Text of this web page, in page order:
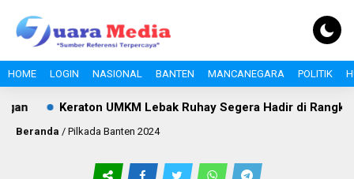
HOME LOGIN NASIONAL BANTEN MANCANEGARA POLITIK
Keraton UMKM Lebak Ruhay Segera Hadir di
Beranda / Pilkada Banten 2024